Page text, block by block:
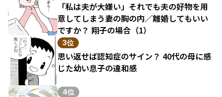
「私は夫が大嫌い」それでも夫の好物を用
意してしまう妻の胸の内／離婚してもいい
ですか？ 翔子の場合（1）
3位
思い返せば認知症のサイン？ 40代の母に感
じた幼い息子の違和感
4位